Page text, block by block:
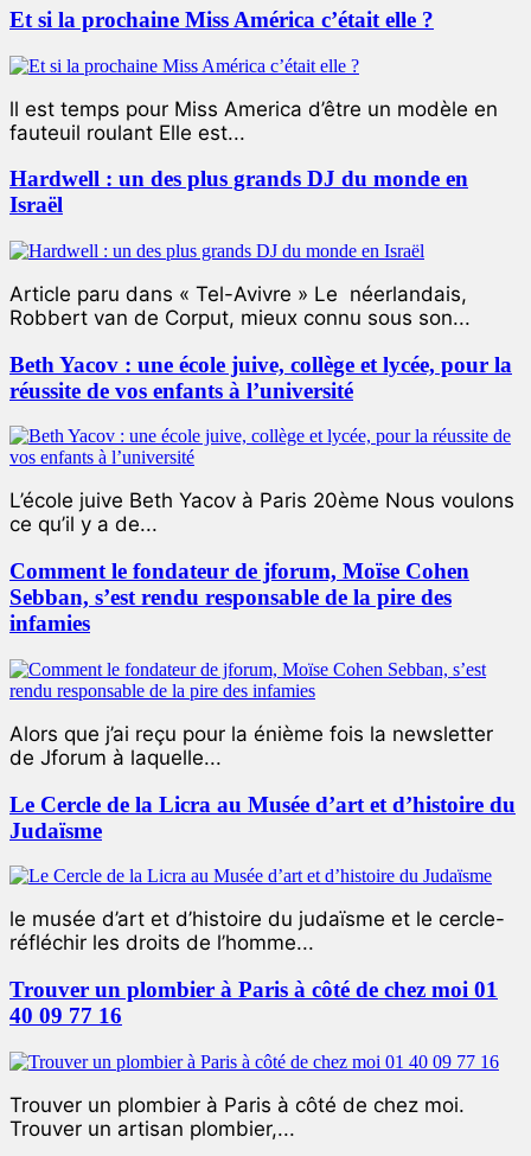
Et si la prochaine Miss América c’était elle ?
ll est temps pour Miss America d’être un modèle en
fauteuil roulant Elle est...
Hardwell : un des plus grands DJ du monde en
Israël
Article paru dans « Tel-Avivre » Le néerlandais,
Robbert van de Corput, mieux connu sous son...
Beth Yacov : une école juive, collège et lycée, pour la
réussite de vos enfants à l’université
L’école juive Beth Yacov à Paris 20ème Nous voulons
ce qu’il y a de...
Comment le fondateur de jforum, Moïse Cohen
Sebban, s’est rendu responsable de la pire des
infamies
Alors que j’ai reçu pour la énième fois la newsletter
de Jforum à laquelle...
Le Cercle de la Licra au Musée d’art et d’histoire du
Judaïsme
le musée d’art et d’histoire du judaïsme et le cercle-
réfléchir les droits de l’homme...
Trouver un plombier à Paris à côté de chez moi 01
40 09 77 16
Trouver un plombier à Paris à côté de chez moi.
Trouver un artisan plombier,...